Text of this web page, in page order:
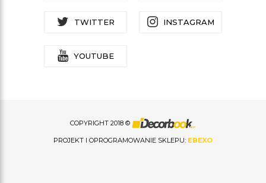
TWITTER INSTAGRAM
YOUTUBE
COPYRIGHT 2018 ©
PROJEKT I OPROGRAMOWANIE SKLEPU: EBEXO